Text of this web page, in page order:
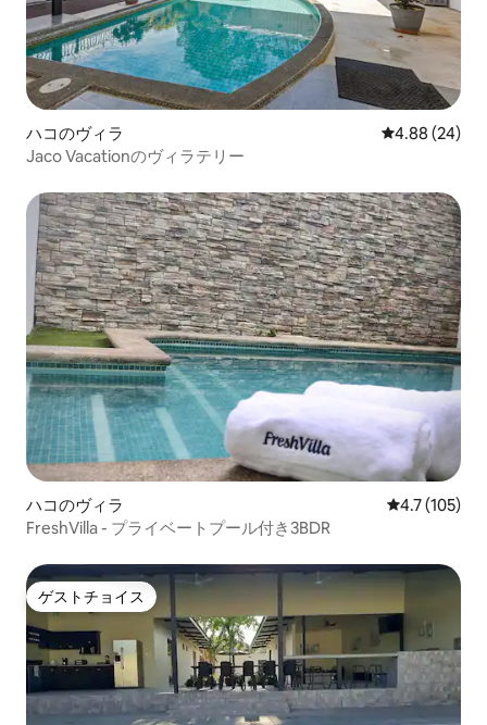
ハコのヴィラ レビュー24
4.88 (24)
Jaco Vacationのヴィラテリー
ハコのヴィラ レビュー105
4.7 (105)
FreshVilla - プライベートプール付き3BDR
ゲストチョイス
ゲストチョイス